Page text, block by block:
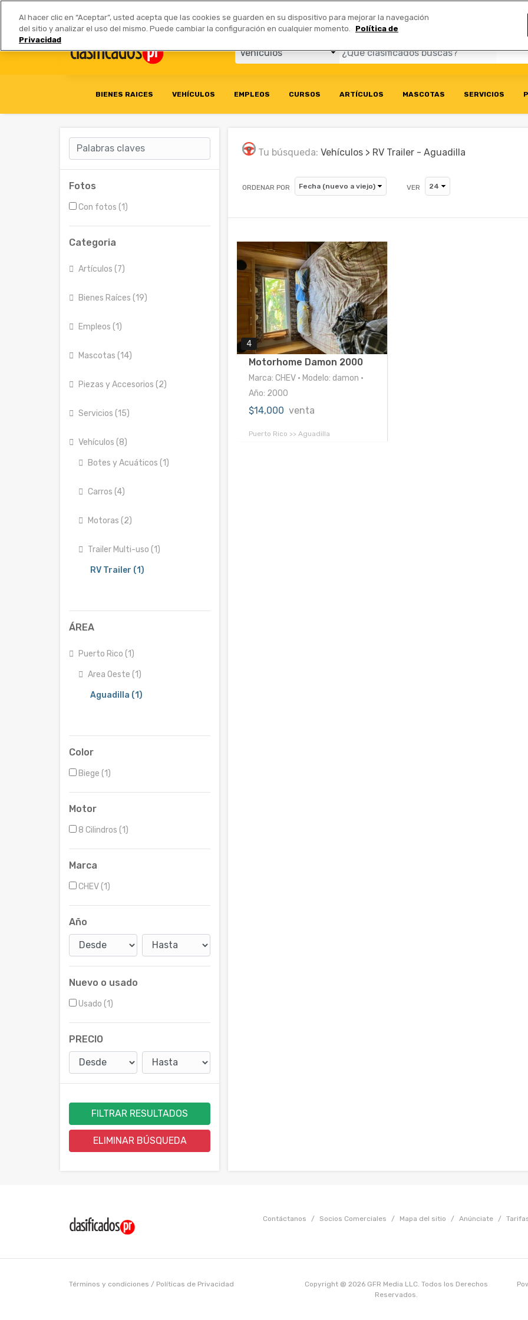
Anúnciate | Tarifas Socios Comerciales
BIENES RAICES VEHÍCULOS EMPLEOS CURSOS ARTÍCULOS MASCOTAS SERVICIOS
Fotos
Con fotos (1)
Categoria
Artículos (7)
Bienes Raíces (19)
Empleos (1)
Mascotas (14)
Piezas y Accesorios (2)
Servicios (15)
Vehículos (8)
Botes y Acuáticos (1)
Carros (4)
Motoras (2)
Trailer Multi-uso (1)
RV Trailer (1)
ÁREA
Puerto Rico (1)
Area Oeste (1)
Aguadilla (1)
Color
Biege (1)
Motor
8 Cilindros (1)
Marca
CHEV (1)
Año
Nuevo o usado
Usado (1)
PRECIO
FILTRAR RESULTADOS
ELIMINAR BÚSQUEDA
Tu búsqueda: Vehículos > RV Trailer - Aguadilla
ORDENAR POR VER
4
Motorhome Damon 2000
Marca: CHEV • Modelo: damon •
Año: 2000
$14,000 venta
Puerto Rico >> Aguadilla
Contáctanos / Socios Comerciales / Mapa del sitio / Anúnciate /
Términos y condiciones / Políticas de Privacidad
Copyright @ 2026 GFR Media LLC. Todos los Derechos
Reservados.
Al hacer clic en “Aceptar”, usted acepta que las cookies se guarden en su dispositivo para mejorar la navegación
del sitio y analizar el uso del mismo. Puede cambiar la configuración en cualquier momento.
Política de
Privacidad